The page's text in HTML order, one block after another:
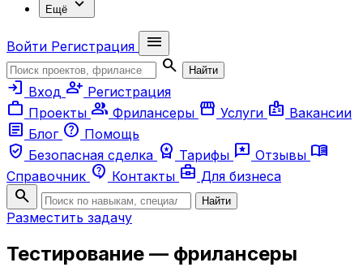
Ещё
Войти Регистрация
menu
search
Найти
login Вход person_add Регистрация
work Проекты group Фрилансеры storefront Услуги badge Вакансии
article Блог help Помощь
verified_user Безопасная сделка workspace_premium Тарифы reviews Отзывы menu_book
Справочник contact_support Контакты business_center Для бизнеса
search Найти
Разместить задачу
Тестирование — фрилансеры